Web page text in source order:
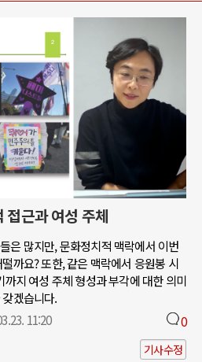
접근과 여성 주체
은 많지만, 문화정치적 맥락에서 이번
까요? 또한, 같은 맥락에서 응원봉 시
지 여성 주체 형성과 부각에 대한 의미
겠습니다.
11:20 0
기사수정